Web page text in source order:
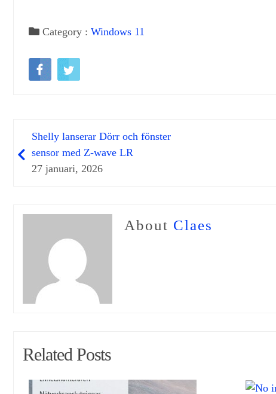
Category : Windows 11
Shelly lanserar Dörr och fönster
sensor med Z-wave LR
27 januari, 2026
About Claes
Related Posts